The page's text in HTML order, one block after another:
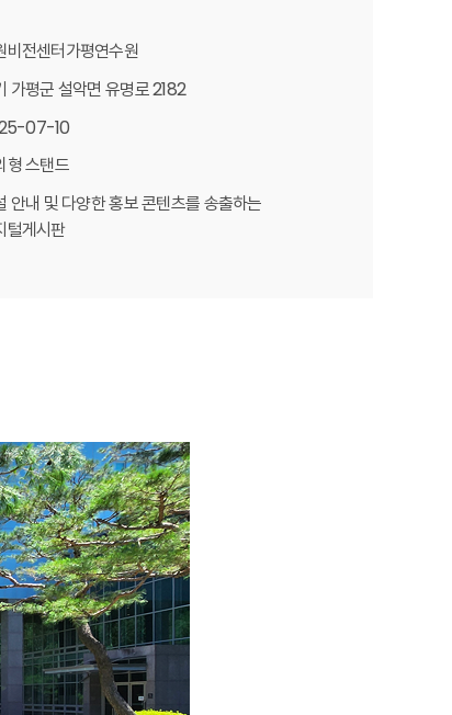
비전센터가평연수원
가평군 설악면 유명로 2182
07-10
형 스탠드
안내 및 다양한 홍보 콘텐츠를 송출하는
털게시판